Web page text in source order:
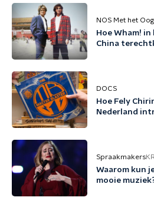
NOS Met het
Hoe Wham!
China
DOCS
Hoe Fely
Nederland
Spraakmakers
Waarom kun
mooie